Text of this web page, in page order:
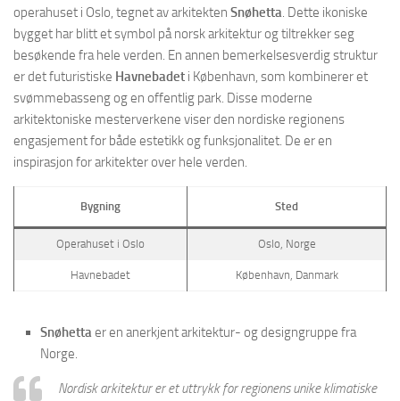
operahuset i Oslo, tegnet av arkitekten Snøhetta. Dette ikoniske
bygget har blitt et symbol på norsk arkitektur og tiltrekker seg
besøkende fra hele verden. En annen bemerkelsesverdig struktur
er det futuristiske Havnebadet i København, som kombinerer et
svømmebasseng og en offentlig park. Disse moderne
arkitektoniske mesterverkene viser den nordiske regionens
engasjement for både estetikk og funksjonalitet. De er en
inspirasjon for arkitekter over hele verden.
Bygning Sted
Operahuset i Oslo Oslo, Norge
Havnebadet København, Danmark
Snøhettaer en anerkjent arkitektur- og designgruppe fra
Norge.
Nordisk arkitektur er et uttrykk for regionens unike klimatiske